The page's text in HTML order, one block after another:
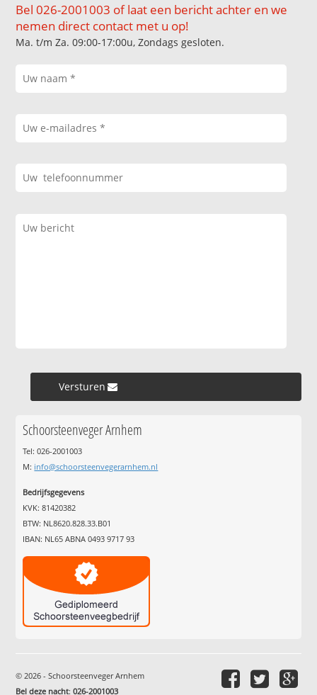
Bel 026-2001003 of laat een bericht achter en we
nemen direct contact met u op!
Ma. t/m Za. 09:00-17:00u, Zondags gesloten.
Versturen »
Schoorsteenveger Arnhem
Tel: 026-2001003
M: info@schoorsteenvegerarnhem.nl
Bedrijfsgegevens
KVK: 81420382
BTW: NL8620.828.33.B01
IBAN: NL65 ABNA 0493 9717 93
© 2026 - Schoorsteenveger Arnhem
Bel deze nacht:026-2001003